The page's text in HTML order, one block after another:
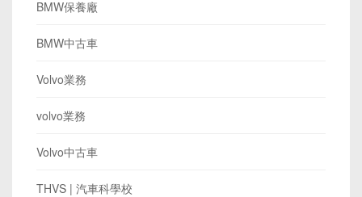
BMW保養廠
BMW中古車
Volvo業務
volvo業務
Volvo中古車
THVS | 汽車科學校